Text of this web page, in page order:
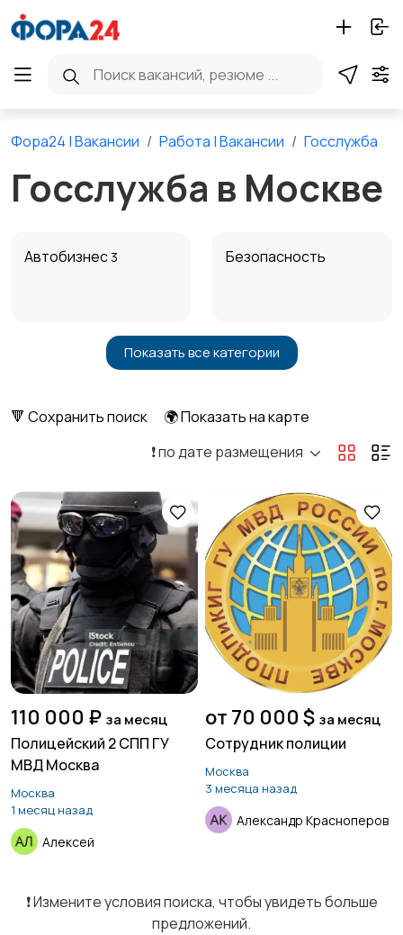
Фора24 | Вакансии Работа | Вакансии Госслужба
Госслужба в Москве
Автобизнес 3 Безопасность
Бытовые услуги и
Высший менеджмент
Добыча сырья,
Домашний персонал Издательства и СМИ
Информационные
технологии
Искусство и
развлечения1
Курьеры | Доставка
24
Магазины
8
Показать все категории
🔻 Сохранить поиск
🌍 Показать на карте
❗️ по дате размещения
110 000 ₽ за месяц
Полицейский 2 СПП ГУ
МВД Москва
Москва
1 месяц назад
Алексей
от 70 000 $ за месяц
Сотрудник полиции
Москва
3 месяца назад
Александр Красноперов
❗️ Измените условия поиска, чтобы увидеть больше
предложений.